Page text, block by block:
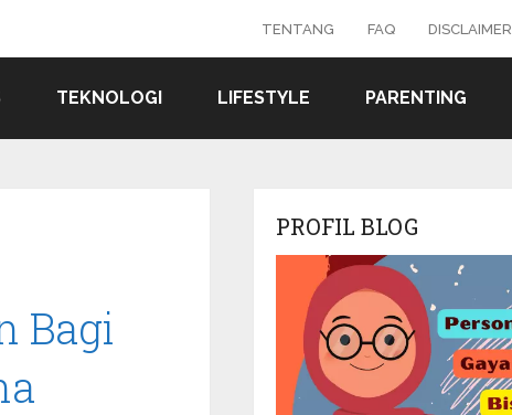
TENTANG FAQ DISCLAIMER
TEKNOLOGI LIFESTYLE PARENTING
Bagi
PROFIL BLOG